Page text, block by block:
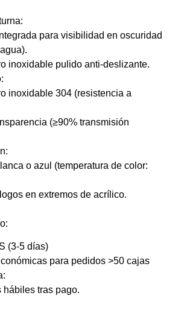
para visibilidad en oscuridad
inoxidable pulido anti-deslizante.
inoxidable 304 (resistencia a
(≥90% transmisión
o azul (temperatura de color:
en extremos de acrílico.
(3-5 días)
para pedidos >50 cajas
hábiles tras pago.